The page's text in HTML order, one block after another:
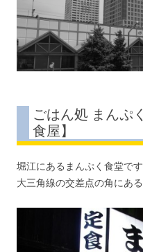
ごはん処 まんぷ
食屋】
堀江にあるまんぷく食堂です
大三角線の交差点の角にあ